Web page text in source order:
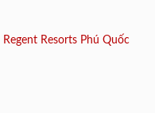
Regent Resorts Phú Quốc